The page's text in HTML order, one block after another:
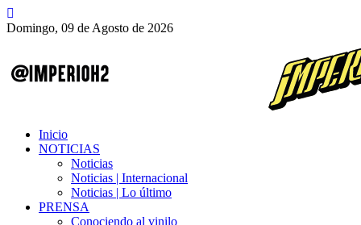
Domingo, 09 de Agosto de 2026
Inicio
NOTICIAS
Noticias
Noticias | Internacional
Noticias | Lo último
PRENSA
Conociendo al vinilo